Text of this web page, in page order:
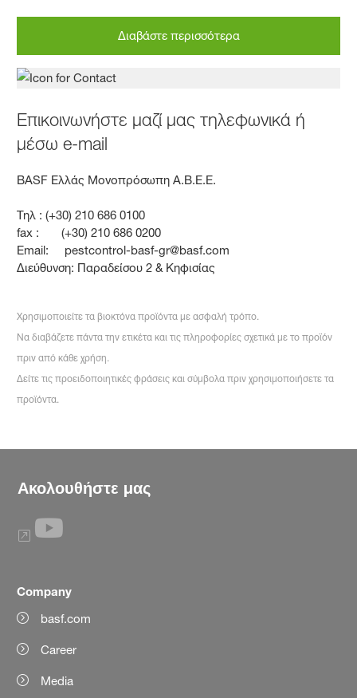
Διαβάστε περισσότερα
Επικοινωνήστε μαζί μας τηλεφωνικά ή
μέσω e-mail
BASF Ελλάς Μονοπρόσωπη Α.Β.Ε.Ε.
Τηλ : (+30) 210 686 0100
fax : (+30) 210 686 0200
Εmail: pestcontrol-basf-gr@basf.com
Διεύθυνση: Παραδείσου 2 & Κηφισίας
Χρησιμοποιείτε τα βιοκτόνα προϊόντα με ασφαλή τρόπο.
Να διαβάζετε πάντα την ετικέτα και τις πληροφορίες σχετικά με το προϊόν
πριν από κάθε χρήση.
Δείτε τις προειδοποιητικές φράσεις και σύμβολα πριν χρησιμοποιήσετε τα
προϊόντα.
Ακολουθήστε μας
Company
basf.com
Career
Media